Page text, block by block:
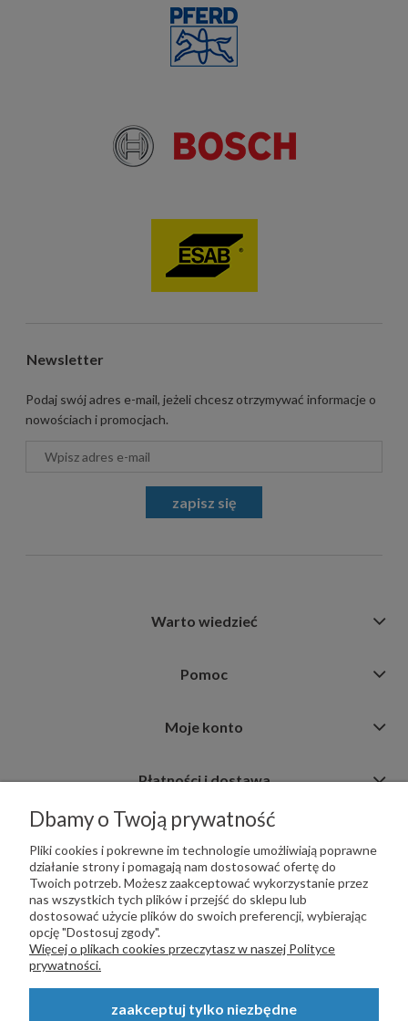
Newsletter
Podaj swój adres e-mail, jeżeli chcesz otrzymywać informacje o
nowościach i promocjach.
zapisz się
Warto wiedzieć
Pomoc
Moje konto
Płatności i dostawa
Informacje
PŁATNOŚCI OBSŁUGUJE:
Dbamy o Twoją prywatność
Pliki cookies i pokrewne im technologie umożliwiają poprawne
działanie strony i pomagają nam dostosować ofertę do
Twoich potrzeb. Możesz zaakceptować wykorzystanie przez
nas wszystkich tych plików i przejść do sklepu lub
dostosować użycie plików do swoich preferencji, wybierając
opcję "Dostosuj zgody".
Więcej o plikach cookies przeczytasz w naszej Polityce
prywatności.
zaakceptuj tylko niezbędne